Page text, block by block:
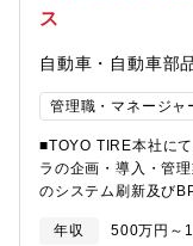
場課題・経営課題の
会社について1933年
求しつづけてきまし
ェアを誇っています
らず、未来のパワー
様にとっての真の価
ス
自動車・自動車部
管理職・マネージャ
■TOYO TIRE本社に
ラの企画・導入・管
のシステム刷新及び
ていたします。・業
年収 500万円～